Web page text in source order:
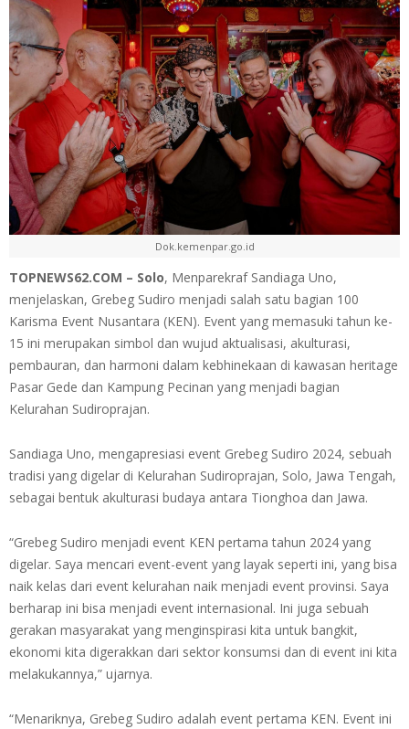
Dok.kemenpar.go.id
TOPNEWS62.COM – Solo, Menparekraf Sandiaga Uno,
menjelaskan, Grebeg Sudiro menjadi salah satu bagian 100
Karisma Event Nusantara (KEN). Event yang memasuki tahun ke-
15 ini merupakan simbol dan wujud aktualisasi, akulturasi,
pembauran, dan harmoni dalam kebhinekaan di kawasan heritage
Pasar Gede dan Kampung Pecinan yang menjadi bagian
Kelurahan Sudiroprajan.
Sandiaga Uno, mengapresiasi event Grebeg Sudiro 2024, sebuah
tradisi yang digelar di Kelurahan Sudiroprajan, Solo, Jawa Tengah,
sebagai bentuk akulturasi budaya antara Tionghoa dan Jawa.
“Grebeg Sudiro menjadi event KEN pertama tahun 2024 yang
digelar. Saya mencari event-event yang layak seperti ini, yang bisa
naik kelas dari event kelurahan naik menjadi event provinsi. Saya
berharap ini bisa menjadi event internasional. Ini juga sebuah
gerakan masyarakat yang menginspirasi kita untuk bangkit,
ekonomi kita digerakkan dari sektor konsumsi dan di event ini kita
melakukannya,” ujarnya.
“Menariknya, Grebeg Sudiro adalah event pertama KEN. Event ini